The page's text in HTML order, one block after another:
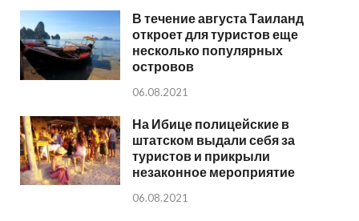
В течение августа Таиланд
откроет для туристов еще
несколько популярных
островов
06.08.2021
На Ибице полицейские в
штатском выдали себя за
туристов и прикрыли
незаконное мероприятие
06.08.2021